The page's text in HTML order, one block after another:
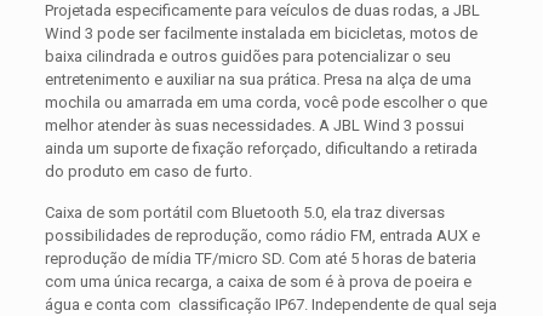
Projetada especificamente para veículos de duas rodas, a JBL
Wind 3 pode ser facilmente instalada em bicicletas, motos de
baixa cilindrada e outros guidões para potencializar o seu
entretenimento e auxiliar na sua prática. Presa na alça de uma
mochila ou amarrada em uma corda, você pode escolher o que
melhor atender às suas necessidades. A JBL Wind 3 possui
ainda um suporte de fixação reforçado, dificultando a retirada
do produto em caso de furto.
Caixa de som portátil com Bluetooth 5.0, ela traz diversas
possibilidades de reprodução, como rádio FM, entrada AUX e
reprodução de mídia TF/micro SD. Com até 5 horas de bateria
com uma única recarga, a caixa de som é à prova de poeira e
água e conta com classificação IP67. Independente de qual seja